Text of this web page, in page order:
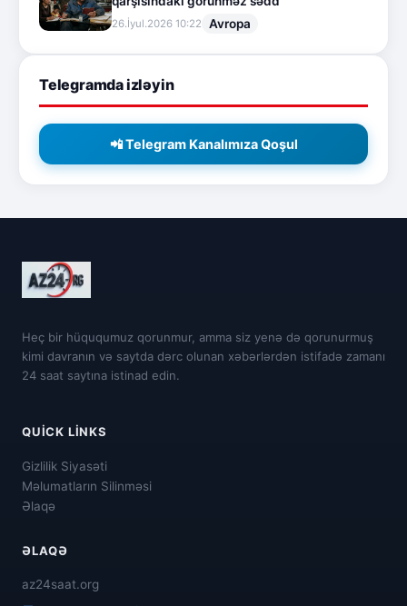
26.İyul.2026 10:22 Avropa
Telegramda izləyin
📲 Telegram Kanalımıza Qoşul
Heç bir hüququmuz qorunmur, amma siz yenə də qorunurmuş
kimi davranın və saytda dərc olunan xəbərlərdən istifadə zamanı
24 saat saytına istinad edin.
QUICK LINKS
Gizlilik Siyasəti
Məlumatların Silinməsi
Əlaqə
ƏLAQƏ
az24saat.org